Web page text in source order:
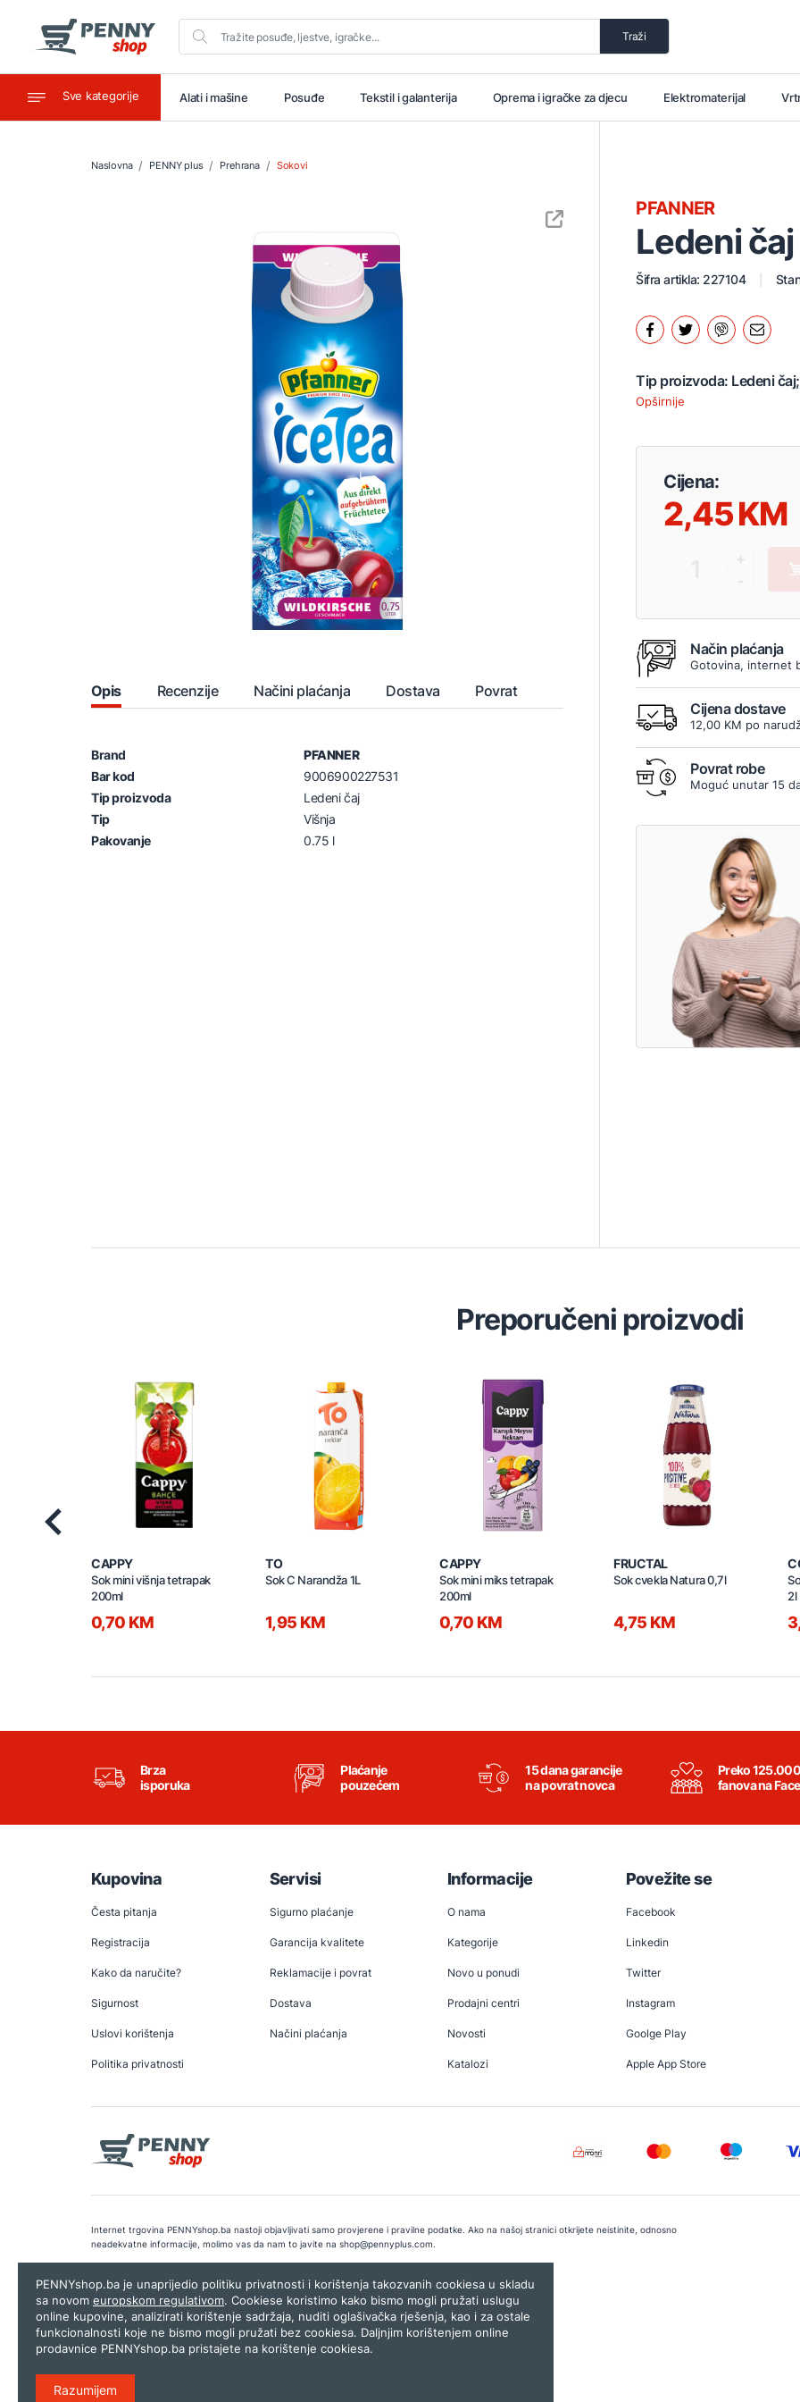
Traži
Sve kategorije
Ugostiteljstvo Alati i mašine Posuđe Tekstil i galanterija Oprema i igračke za djecu Elektromaterijal
Naslovna PENNY plus Prehrana Sokovi
Opis Recenzije Načini plaćanja Dostava Povrat
Brand
PFANNER
Bar kod
9006900227531
Tip proizvoda
Ledeni čaj
Tip
Višnja
Pakovanje
0.75 l
Ledeni
PFANNER
Šifra artikla: 227104
Tip proizvoda: Ledeni
Opširnije
Cijena:
2,45
Način plaćanja
Gotovina, internet
Cijena dostave
12,00 KM po
Povrat robe
Moguć unutar 15
Preporučeni proizvodi
CAPPY
Sok mini višnja tetrapak
200ml
0,70 KM
TO
Sok C Narandža 1L
1,95 KM
CAPPY
Sok mini miks tetrapak
200ml
0,70 KM
FRUCTAL
Sok cvekla Natura 0,7l
4,75 KM
2l
Brza
isporuka
Plaćanje
pouzećem
15 dana garancije
na povrat novca
Preko 125.000
fanova na
Kupovina
Česta pitanja
Registracija
Kako da naručite?
Sigurnost
Uslovi korištenja
Politika privatnosti
Servisi
Sigurno plaćanje
Garancija kvalitete
Reklamacije i povrat
Dostava
Načini plaćanja
Informacije
O nama
Kategorije
Novo u ponudi
Prodajni centri
Novosti
Katalozi
Povežite se
Facebook
Linkedin
Twitter
Instagram
Goolge Play
Apple App Store
Internet trgovina PENNYshop.ba nastoji objavljivati samo provjerene i pravilne podatke. Ako na našoj stranici otkrijete neistinite, odnosno
neadekvatne informacije, molimo vas da nam to javite na shop@pennyplus.com.
Copyright © 2026.Penny plus d.o.o. Sarajevo.Dizajn i programiranje:Lampa.ba
PENNYshop.ba je unaprijedio politiku privatnosti i korištenja takozvanih cookiesa u skladu
sa novom europskom regulativom. Cookiese koristimo kako bismo mogli pružati uslugu
online kupovine, analizirati korištenje sadržaja, nuditi oglašivačka rješenja, kao i za ostale
funkcionalnosti koje ne bismo mogli pružati bez cookiesa. Daljnjim korištenjem online
prodavnice PENNYshop.ba pristajete na korištenje cookiesa.
Razumijem